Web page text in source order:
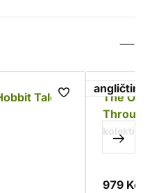
Tales
angličtina
The One
kolektiv
979 Kč